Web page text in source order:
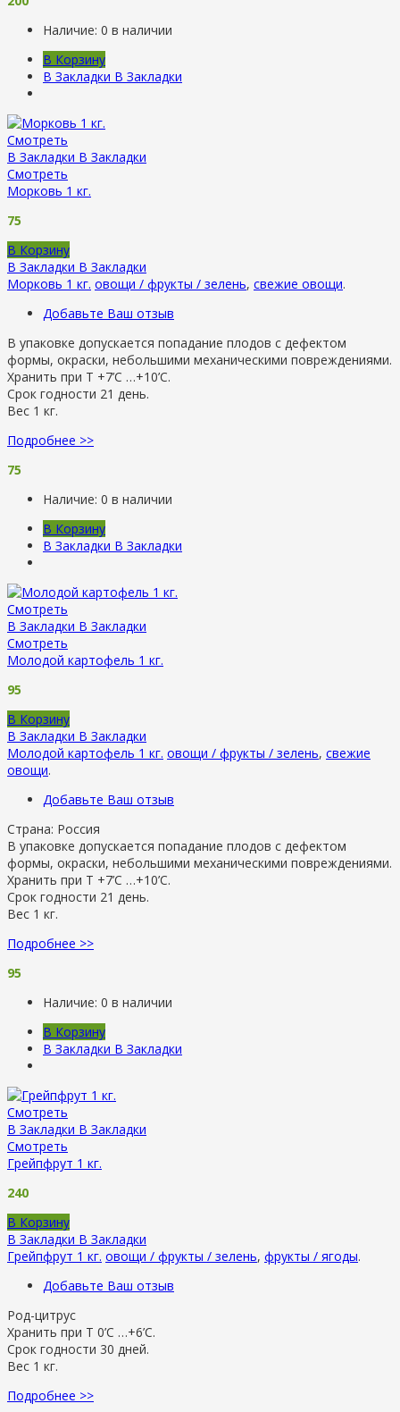
Наличие: 0 в наличии
В Корзину
В Закладки В Закладки
Смотреть
В Закладки В Закладки
Смотреть
Морковь 1 кг.
75
В Корзину
В Закладки В Закладки
Морковь 1 кг. овощи / фрукты / зелень, свежие овощи.
Добавьте Ваш отзыв
В упаковке допускается попадание плодов с дефектом
формы, окраски, небольшими механическими повреждениями.
Хранить при Т +7’C …+10’C.
Срок годности 21 день.
Вес 1 кг.
Подробнее >>
75
Наличие: 0 в наличии
В Корзину
В Закладки В Закладки
Смотреть
В Закладки В Закладки
Смотреть
Молодой картофель 1 кг.
95
В Корзину
В Закладки В Закладки
Молодой картофель 1 кг. овощи / фрукты / зелень, свежие
овощи.
Добавьте Ваш отзыв
Страна: Россия
В упаковке допускается попадание плодов с дефектом
формы, окраски, небольшими механическими повреждениями.
Хранить при Т +7’C …+10’C.
Срок годности 21 день.
Вес 1 кг.
Подробнее >>
95
Наличие: 0 в наличии
В Корзину
В Закладки В Закладки
Смотреть
В Закладки В Закладки
Смотреть
Грейпфрут 1 кг.
240
В Корзину
В Закладки В Закладки
Грейпфрут 1 кг. овощи / фрукты / зелень, фрукты / ягоды.
Добавьте Ваш отзыв
Род-цитрус
Хранить при Т 0’C …+6’C.
Срок годности 30 дней.
Вес 1 кг.
Подробнее >>